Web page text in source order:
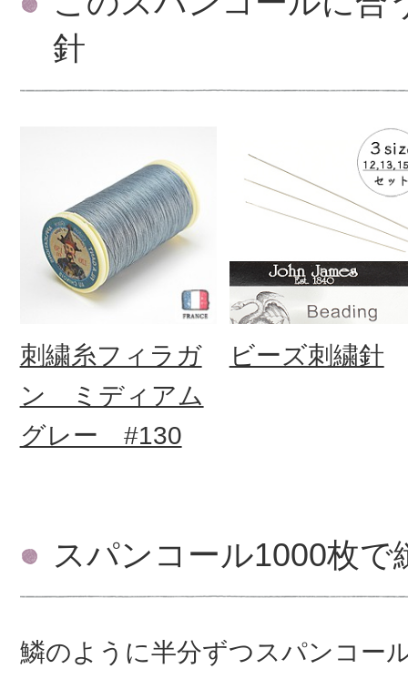
針
刺繍糸フィラガ
ン ミディアム
グレー #130
ビーズ刺繍針
スパンコール1000枚で
鱗のように半分ずつスパンコー